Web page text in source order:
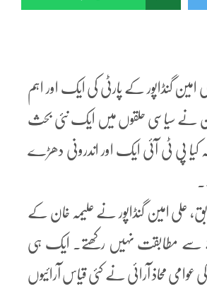
امین گنڈاپور کے پارٹی کی ایک اور اہم
نے سیاسی حلقوں میں ایک نئی بحث
پی ٹی آئی ایک اور اندرونی دھڑے
علی امین گنڈاپور نے علیمہ خان کے
سے مطابقت نہیں رکھتے۔ ایک ہی
محاذ آرائی نے کئی قیاس آرائیوں